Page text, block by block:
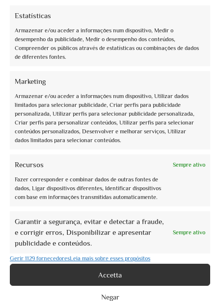
Estatísticas
Armazenar e/ou aceder a informações num dispositivo, Medir o
desempenho da publicidade, Medir o desempenho dos conteúdos,
Compreender os públicos através de estatísticas ou combinações de dados
de diferentes fontes.
Marketing
Armazenar e/ou aceder a informações num dispositivo, Utilizar dados
limitados para selecionar publicidade, Criar perfis para publicidade
personalizada, Utilizar perfis para selecionar publicidade personalizada,
Criar perfis para personalizar conteúdos, Utilizar perfis para selecionar
conteúdos personalizados, Desenvolver e melhorar serviços, Utilizar
dados limitados para selecionar conteúdos.
Recursos Sempre ativo
Fazer corresponder e combinar dados de outras fontes de
dados, Ligar dispositivos diferentes, Identificar dispositivos
com base em informações transmitidas automaticamente.
Garantir a segurança, evitar e detectar a fraude,
e corrigir erros, Disponibilizar e apresentar
publicidade e conteúdos.
Sempre ativo
Gerir 1129 fornecedoresLeia mais sobre esses propósitos
Accetta
Negar
Book now
2
(no review)
La moda negli affreschi a San Francesco
Activity Type: Specific Date
Book now